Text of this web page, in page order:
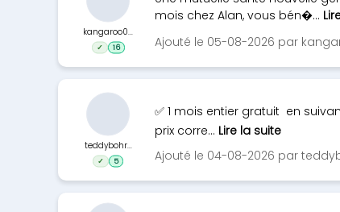
mois chez Alan, vous bén�...
Ajouté le 05-08-2026 par
kangaroo0...
✓ 16
✅ 1 mois entier gratuit en
prix corre... Lire la suite
Ajouté le 04-08-2026 par
teddybohr...
✓ 5